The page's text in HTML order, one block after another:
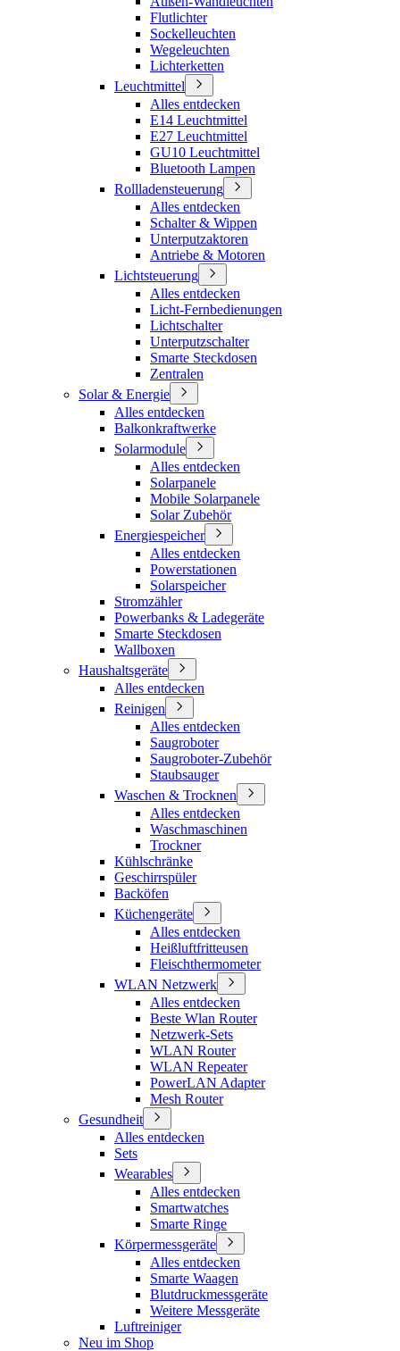
Flutlichter
Sockelleuchten
Wegeleuchten
Lichterketten
Leuchtmittel
Alles entdecken
E14 Leuchtmittel
E27 Leuchtmittel
GU10 Leuchtmittel
Bluetooth Lampen
Rollladensteuerung
Alles entdecken
Schalter & Wippen
Unterputzaktoren
Antriebe & Motoren
Lichtsteuerung
Alles entdecken
Licht-Fernbedienungen
Lichtschalter
Unterputzschalter
Smarte Steckdosen
Zentralen
Solar & Energie
Alles entdecken
Balkonkraftwerke
Solarmodule
Alles entdecken
Solarpanele
Mobile Solarpanele
Solar Zubehör
Energiespeicher
Alles entdecken
Powerstationen
Solarspeicher
Stromzähler
Powerbanks & Ladegeräte
Smarte Steckdosen
Wallboxen
Haushaltsgeräte
Alles entdecken
Reinigen
Alles entdecken
Saugroboter
Saugroboter-Zubehör
Staubsauger
Waschen & Trocknen
Alles entdecken
Waschmaschinen
Trockner
Kühlschränke
Geschirrspüler
Backöfen
Küchengeräte
Alles entdecken
Heißluftfritteusen
Fleischthermometer
WLAN Netzwerk
Alles entdecken
Beste Wlan Router
Netzwerk-Sets
WLAN Router
WLAN Repeater
PowerLAN Adapter
Mesh Router
Gesundheit
Alles entdecken
Sets
Wearables
Alles entdecken
Smartwatches
Smarte Ringe
Körpermessgeräte
Alles entdecken
Smarte Waagen
Blutdruckmessgeräte
Weitere Messgeräte
Luftreiniger
Neu im Shop